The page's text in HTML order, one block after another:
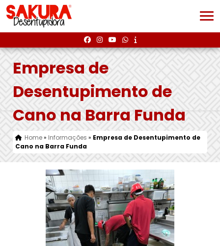
Empresa de
Desentupimento de
Cano na Barra Funda
Home» Informações » Empresa de Desentupimento de
Cano na Barra Funda